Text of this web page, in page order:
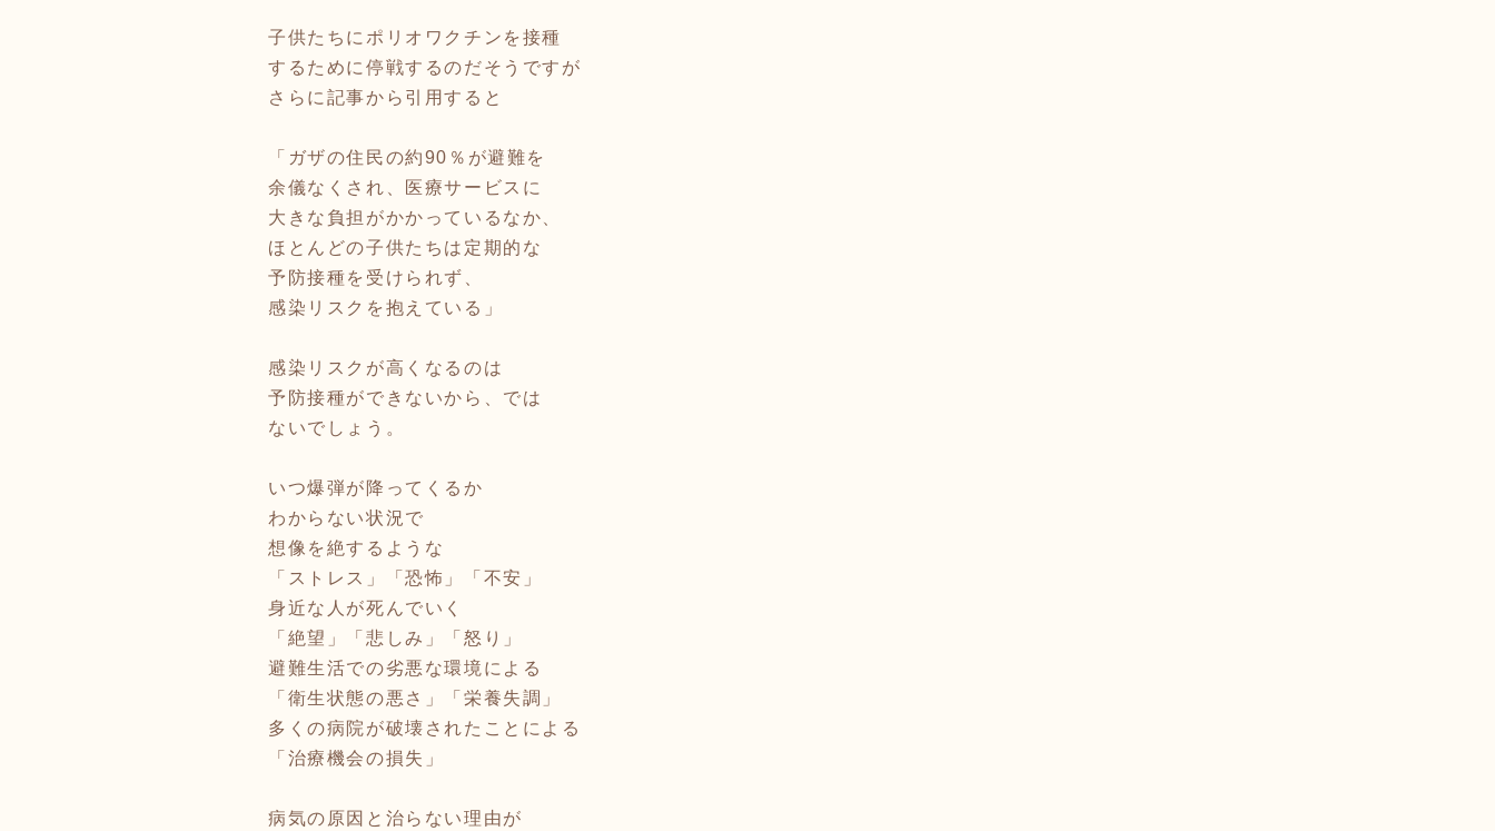
子供たちにポリオワクチンを接種
するために停戦するのだそうですが
さらに記事から引用すると
「ガザの住民の約90％が避難を
余儀なくされ、医療サービスに
大きな負担がかかっているなか、
ほとんどの子供たちは定期的な
予防接種を受けられず、
感染リスクを抱えている」
感染リスクが高くなるのは
予防接種ができないから、では
ないでしょう。
いつ爆弾が降ってくるか
わからない状況で
想像を絶するような
「ストレス」「恐怖」「不安」
身近な人が死んでいく
「絶望」「悲しみ」「怒り」
避難生活での劣悪な環境による
「衛生状態の悪さ」「栄養失調」
多くの病院が破壊されたことによる
「治療機会の損失」
病気の原因と治らない理由が